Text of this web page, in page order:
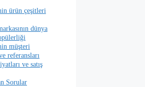
ürün çeşitleri
dünya
müşteri
referansları
ve satış
Sorular